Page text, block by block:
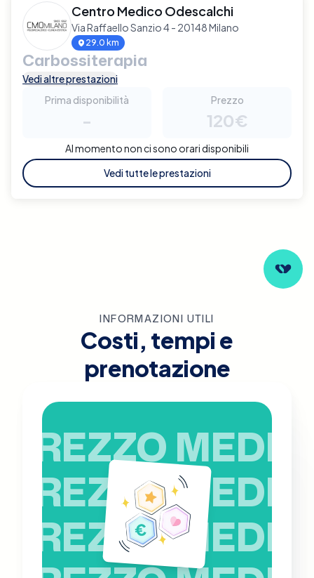
Centro Medico Odescalchi
Via Raffaello Sanzio 4 - 20148 Milano
29.0 km
Carbossiterapia
Vedi altre prestazioni
Prima disponibilità
-
Prezzo
120€
Al momento non ci sono orari disponibili
Vedi tutte le prestazioni
INFORMAZIONI UTILI
Costi, tempi e
prenotazione
PREZZO MEDIO
PREZZO MEDIO
PREZZO MEDIO